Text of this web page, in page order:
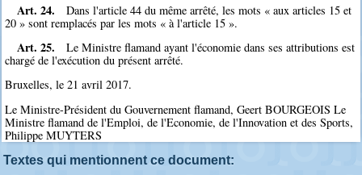
Art. 24.
Dans l'article 44 du même arrêté, les mots « aux articles 15 et
20 » sont remplacés par les mots « à l'article 15 ».
Art. 25.
Le Ministre flamand ayant l'économie dans ses attributions est
chargé de l'exécution du présent arrêté.
Bruxelles, le 21 avril 2017.
Le Ministre-Président du Gouvernement flamand, Geert BOURGEOIS Le
Ministre flamand de l'Emploi, de l'Economie, de l'Innovation et des Sports,
Philippe MUYTERS
Textes qui mentionnent ce document: